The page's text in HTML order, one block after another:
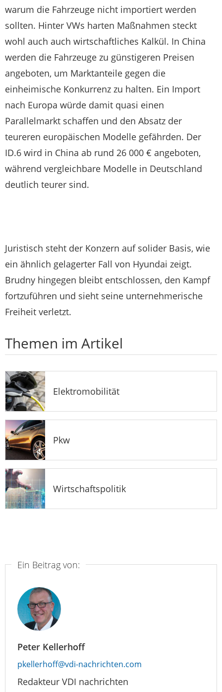
warum die Fahrzeuge nicht importiert werden
sollten. Hinter VWs harten Maßnahmen steckt
wohl auch auch wirtschaftliches Kalkül. In China
werden die Fahrzeuge zu günstigeren Preisen
angeboten, um Marktanteile gegen die
einheimische Konkurrenz zu halten. Ein Import
nach Europa würde damit quasi einen
Parallelmarkt schaffen und den Absatz der
teureren europäischen Modelle gefährden. Der
ID.6 wird in China ab rund 26 000 € angeboten,
während vergleichbare Modelle in Deutschland
deutlich teurer sind.
Juristisch steht der Konzern auf solider Basis, wie
ein ähnlich gelagerter Fall von Hyundai zeigt.
Brudny hingegen bleibt entschlossen, den Kampf
fortzuführen und sieht seine unternehmerische
Freiheit verletzt.
Themen im Artikel
Elektromobilität
Pkw
Wirtschaftspolitik
Ein Beitrag von:
Peter Kellerhoff
pkellerhoff@vdi-nachrichten.com
Redakteur VDI nachrichten